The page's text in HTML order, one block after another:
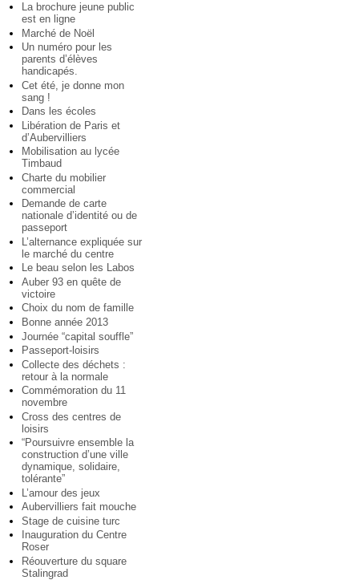
La brochure jeune public
est en ligne
Marché de Noël
Un numéro pour les
parents d’élèves
handicapés.
Cet été, je donne mon
sang !
Dans les écoles
Libération de Paris et
d’Aubervilliers
Mobilisation au lycée
Timbaud
Charte du mobilier
commercial
Demande de carte
nationale d’identité ou de
passeport
L’alternance expliquée sur
le marché du centre
Le beau selon les Labos
Auber 93 en quête de
victoire
Choix du nom de famille
Bonne année 2013
Journée “capital souffle”
Passeport-loisirs
Collecte des déchets :
retour à la normale
Commémoration du 11
novembre
Cross des centres de
loisirs
“Poursuivre ensemble la
construction d’une ville
dynamique, solidaire,
tolérante”
L’amour des jeux
Aubervilliers fait mouche
Stage de cuisine turc
Inauguration du Centre
Roser
Réouverture du square
Stalingrad